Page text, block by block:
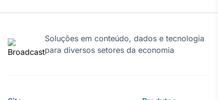
Soluções em conteúdo, dados e tecnologia
para diversos setores da economia